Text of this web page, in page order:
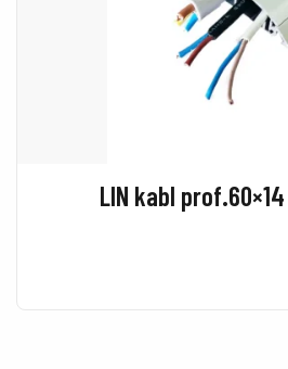
LIN kabl prof.60×14